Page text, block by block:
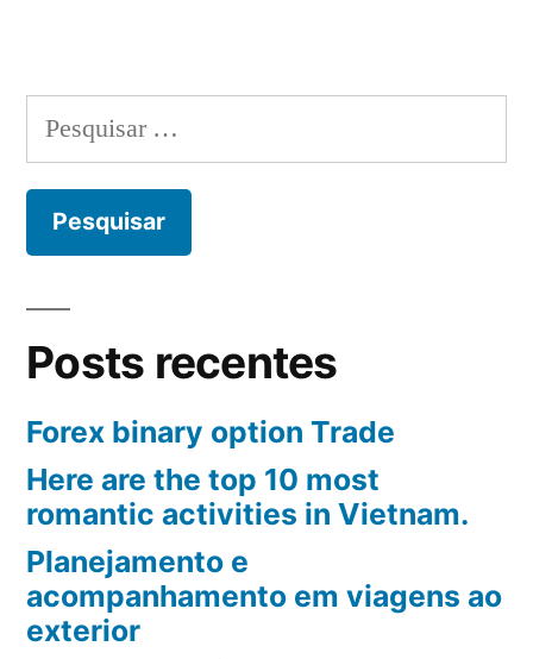
Pesquisar
por:
Posts recentes
Forex binary option Trade
Here are the top 10 most
romantic activities in Vietnam.
Planejamento e
acompanhamento em viagens ao
exterior